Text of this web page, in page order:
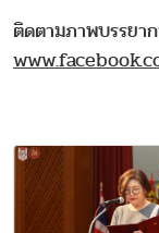
ติดตามภาพบรรยา